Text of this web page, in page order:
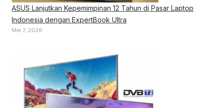
ASUS Lanjutkan Kepemimpinan 12 Tahun di Pasar Laptop
Indonesia dengan ExpertBook Ultra
Mei 7, 2026